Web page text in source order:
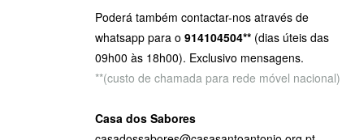
Poderá também contactar-nos através de
whatsapp para o 914104504** (dias úteis das
09h00 às 18h00). Exclusivo mensagens.
**(custo de chamada para rede móvel nacional)
Casa dos Sabores